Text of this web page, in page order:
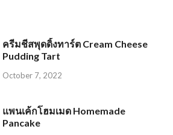
ครีมชีสพุดดิ้งทาร์ต Cream Cheese
Pudding Tart
October 7, 2022
แพนเค้กโฮมเมด Homemade
Pancake